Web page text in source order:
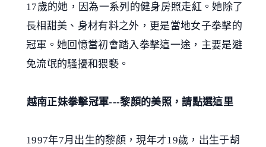
17歲的她，因為一系列的健身房照走紅。她除了
長相甜美、身材有料之外，更是當地女子拳擊的
冠軍。她回憶當初會踏入拳擊這一途，主要是避
免流氓的騷擾和猥褻。
越南正妹拳擊冠軍---黎顏的美照，請點選這里
1997年7月出生的黎顏，現年才19歲，出生于胡